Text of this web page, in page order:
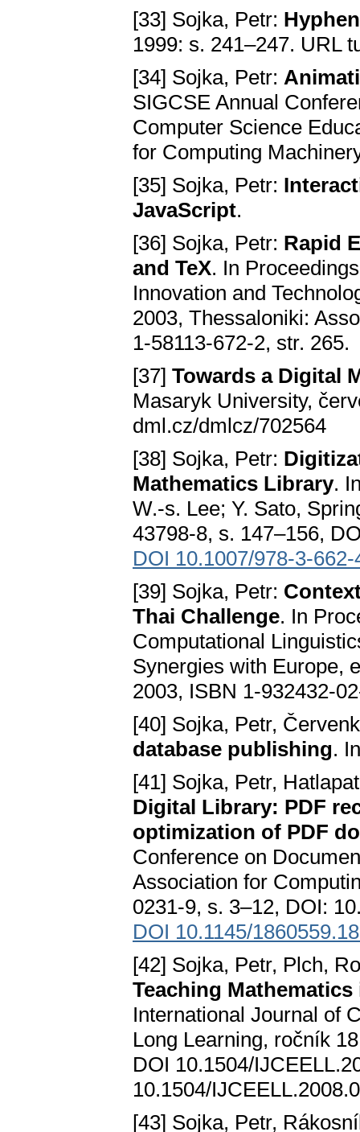
[33] Sojka, Petr:
1999: s. 241–247. URL
[34] Sojka, Petr:
SIGCSE Annual
Computer Science
for Computing
[35] Sojka, Petr:
JavaScript.
[36] Sojka, Petr: Rapid
and TeX. In
Innovation and
2003, Thessaloniki:
1-58113-672-2, str. 265.
[37] Towards a Digital
Masaryk University,
dml.cz/dmlcz/702564
[38] Sojka, Petr:
Mathematics Library.
W.-s. Lee; Y. Sato,
43798-8, s. 147–156,
DOI 10.1007/978-3-
[39] Sojka, Petr:
Thai Challenge. In
Computational
Synergies with Europe,
2003, ISBN 1-932432-
[40] Sojka, Petr,
database publishing.
[41] Sojka, Petr,
Digital Library: PDF
optimization of PDF
Conference on
Association for
0231-9, s. 3–12, DOI:
DOI 10.1145/
[42] Sojka, Petr, Plch,
Teaching
International Journal of
Long Learning, ročník
DOI 10.1504/
10.1504/
[43] Sojka, Petr,